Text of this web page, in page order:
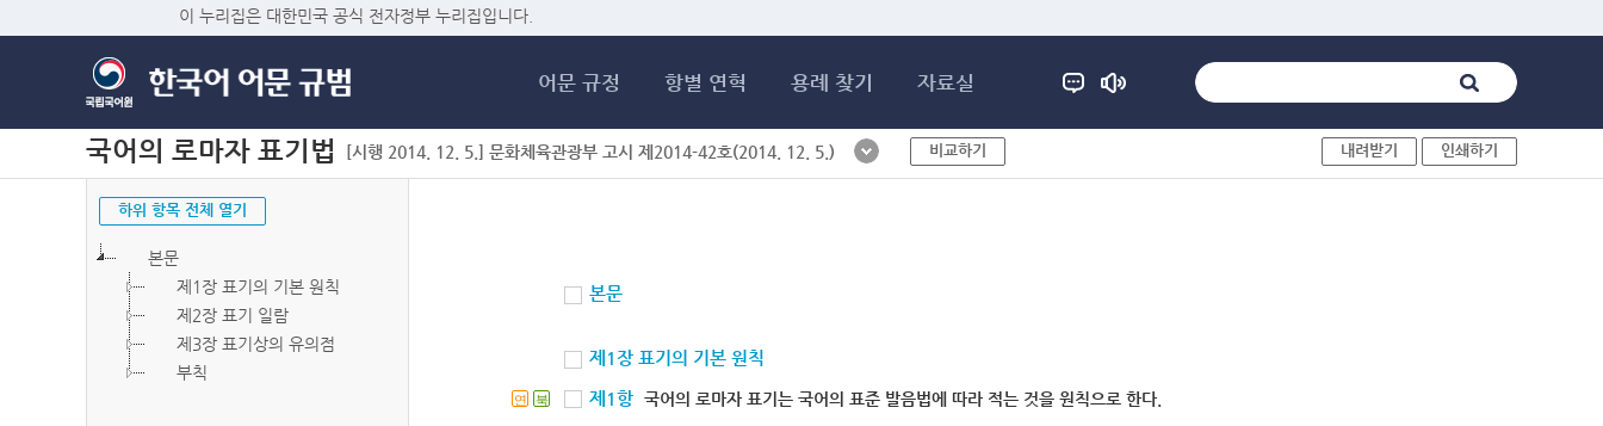
이 누리집은 대한민국 공식 전자정부 누리집입니다.
어문 규정 항별 연혁 용례 찾기 자료실
국어의 로마자 표기법 [시행 2014. 12. 5.] 문화체육관광부 고시 제2014-42호(2014. 12. 5.) 비교하기 내려받기 인쇄하기
하위 항목 전체 열기
본문
제1장 표기의 기본 원칙
제2장 표기 일람
제3장 표기상의 유의점
부칙
본문
제1장 표기의 기본 원칙
연 북 제1항 국어의 로마자 표기는 국어의 표준 발음법에 따라 적는 것을 원칙으로 한다.